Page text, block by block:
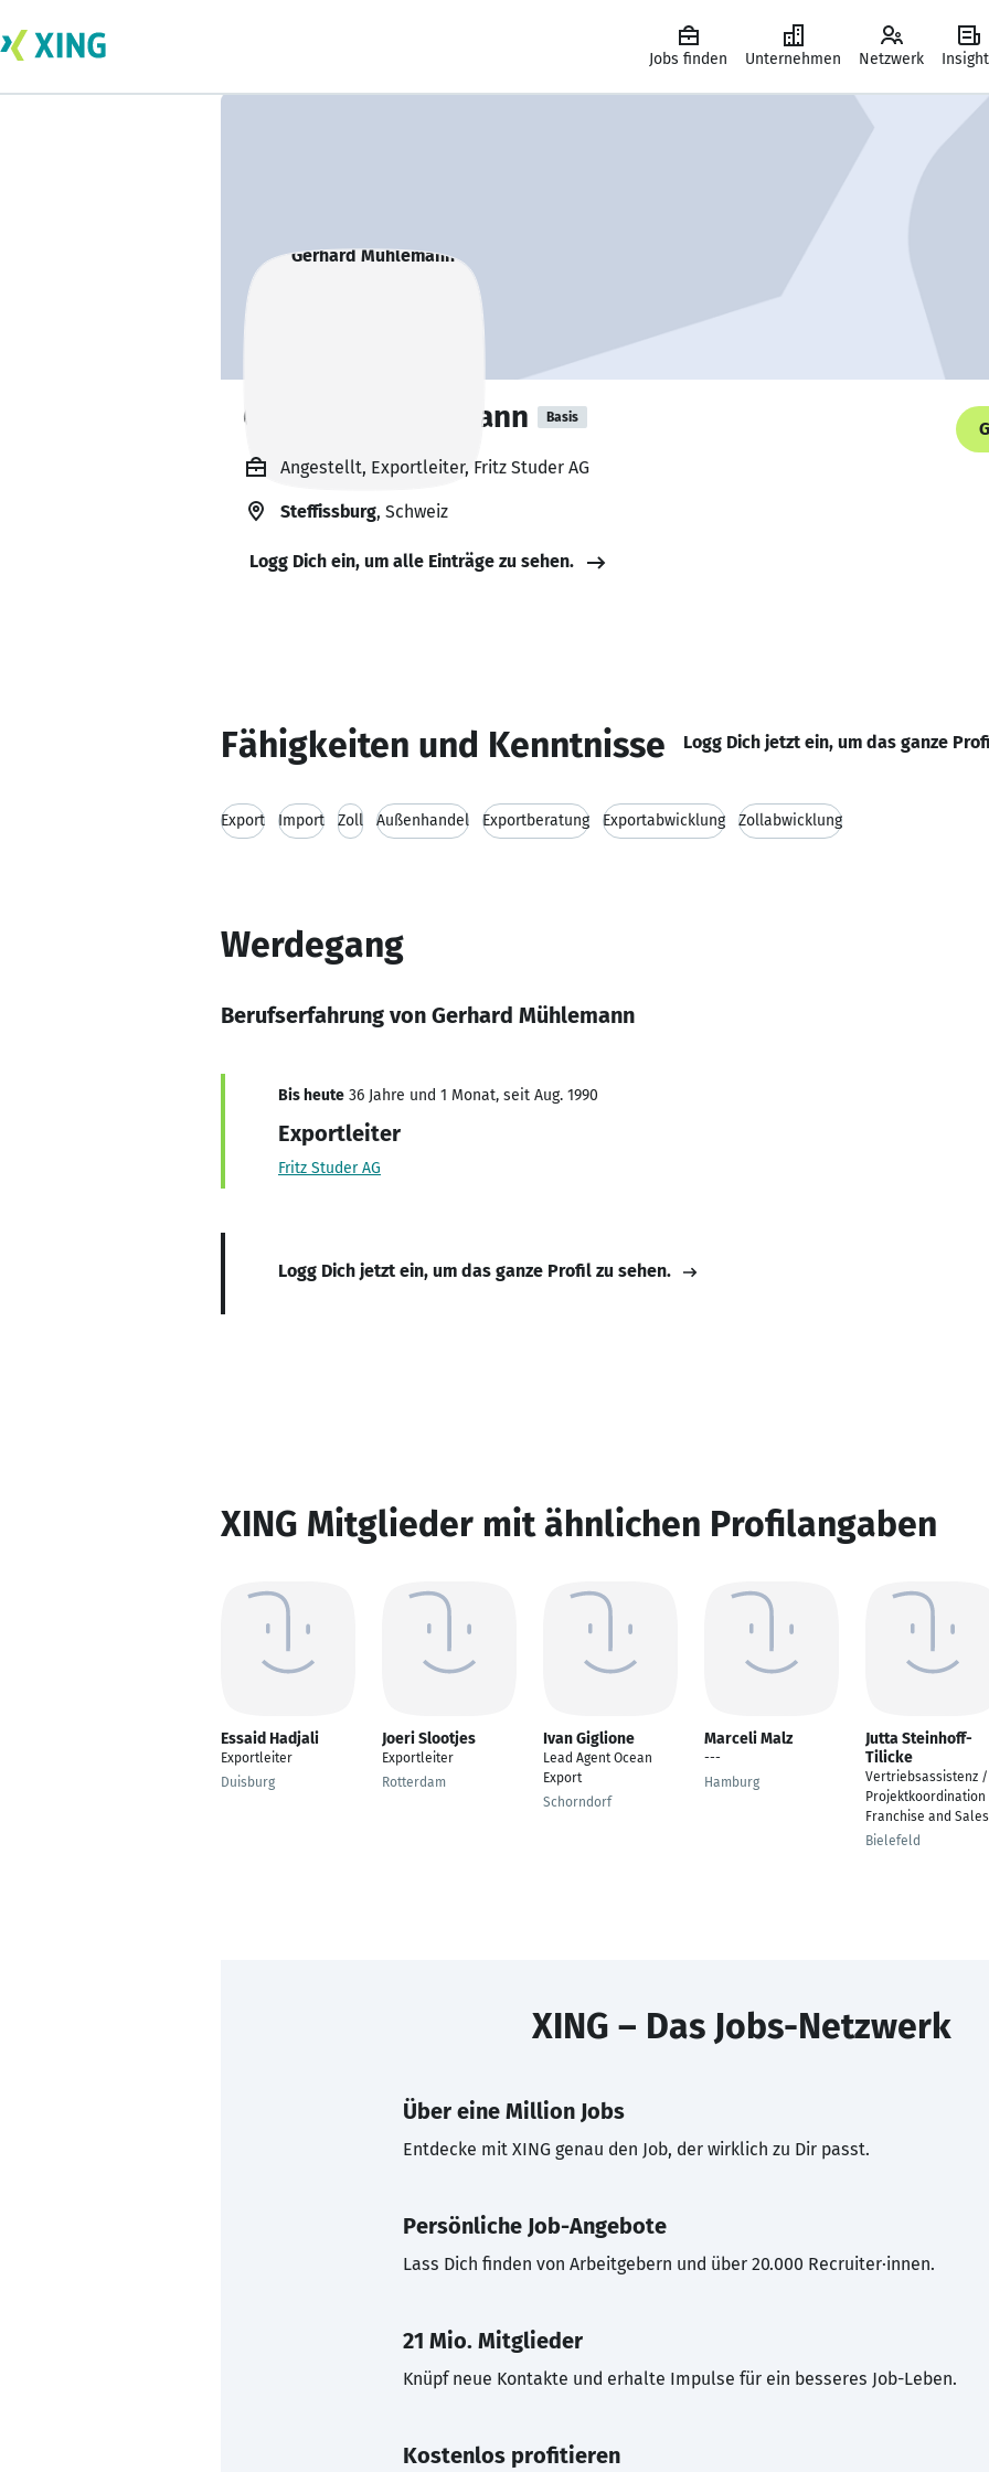
Jobs finden Unternehmen Netzwerk
Gerhard Mühlemann Basis
Angestellt, Exportleiter, Fritz Studer AG
Steffissburg, Schweiz
Logg Dich ein, um alle Einträge zu sehen.
Fähigkeiten und Kenntnisse Logg Dich jetzt ein, um das ganze
Export Import Zoll Außenhandel Exportberatung Exportabwicklung Zollabwicklung
Werdegang
Berufserfahrung von Gerhard Mühlemann
Bis heute 36 Jahre und 1 Monat, seit Aug. 1990
Exportleiter
Fritz Studer AG
Logg Dich jetzt ein, um das ganze Profil zu sehen.
XING Mitglieder mit ähnlichen Profilangaben
Essaid Hadjali
Exportleiter
Duisburg
Joeri Slootjes
Exportleiter
Rotterdam
Ivan Giglione
Lead Agent Ocean
Export
Schorndorf
Marceli Malz
---
Hamburg
Jutta Steinhoff-
Tilicke
Vertriebsassistenz /
Projektkoordination
Franchise and Sales
Bielefeld
XING – Das Jobs-Netzwerk
Über eine Million Jobs
Entdecke mit XING genau den Job, der wirklich zu Dir passt.
Persönliche Job-Angebote
Lass Dich finden von Arbeitgebern und über 20.000 Recruiter·innen.
21 Mio. Mitglieder
Knüpf neue Kontakte und erhalte Impulse für ein besseres Job-Leben.
Kostenlos profitieren